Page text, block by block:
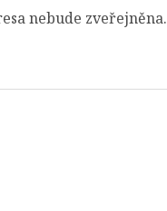
nebude zveřejněna.